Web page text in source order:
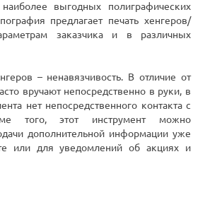
выгодных полиграфических
предлагает печать хенгеров/
заказчика и в различных
– ненавязчивость. В отличие от
вручают непосредственно в руки, в
нет непосредственного контакта с
того, этот инструмент можно
дополнительной информации уже
или для уведомлений об акциях и